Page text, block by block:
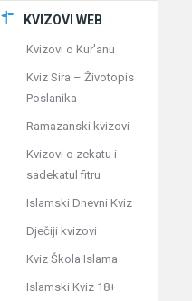
KVIZOVI WEB
Kvizovi o Kur'anu
Kviz Sira – Životopis
Poslanika
Ramazanski kvizovi
Kvizovi o zekatu i
sadekatul fitru
Islamski Dnevni Kviz
Dječiji kvizovi
Kviz Škola Islama
Islamski Kviz 18+